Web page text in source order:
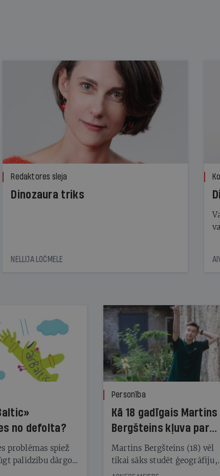
Redaktores sleja
Dinozaura triks
NELLIJA LOČMELE
no defolta?
problēmas spiež
palīdzību dārgo
taču
Personība
Kā 18 gadīgais Martins
Bergšteins kļuva par
laika ziņu seju?
Martins Bergšteins (18) vēl
tikai sāks studēt ģeogrāfiju,
bet viņa sacītajam jau uzticas